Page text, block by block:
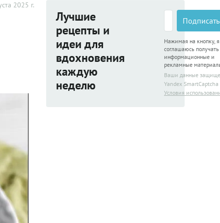
2025 г.
Лучшие
рецепты и
идеи для
вдохновения
каждую
неделю
Нажимая на кнопку, я
соглашаюсь получать
информационные и
рекламные
Ваши данные
Yandex SmartCaptcha
Условия